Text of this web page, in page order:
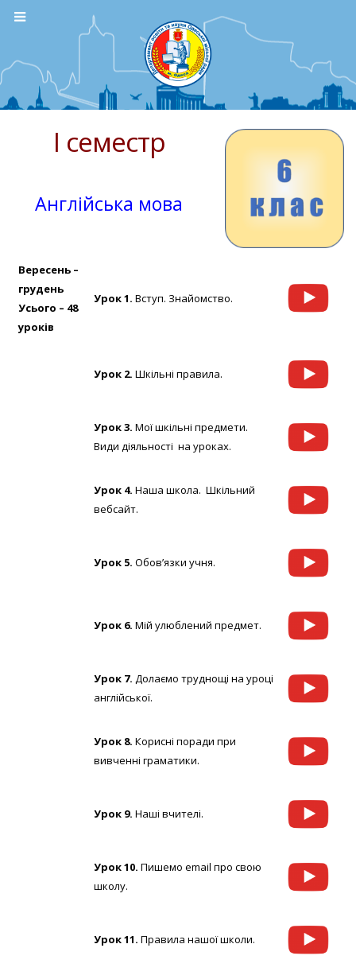
І семестр
Англійська мова
Вересень –
грудень
Усього – 48
уроків
Урок 1. Вступ. Знайомство.
Урок 2. Шкільні правила.
Урок 3. Мої шкільні предмети.
Види діяльності на уроках.
Урок 4. Наша школа. Шкільний
вебсайт.
Урок 5. Обов’язки учня.
Урок 6. Мій улюблений предмет.
Урок 7. Долаємо труднощі на уроці
англійської.
Урок 8. Корисні поради при
вивченні граматики.
Урок 9. Наші вчителі.
Урок 10. Пишемо email про свою
школу.
Урок 11. Правила нашої школи.